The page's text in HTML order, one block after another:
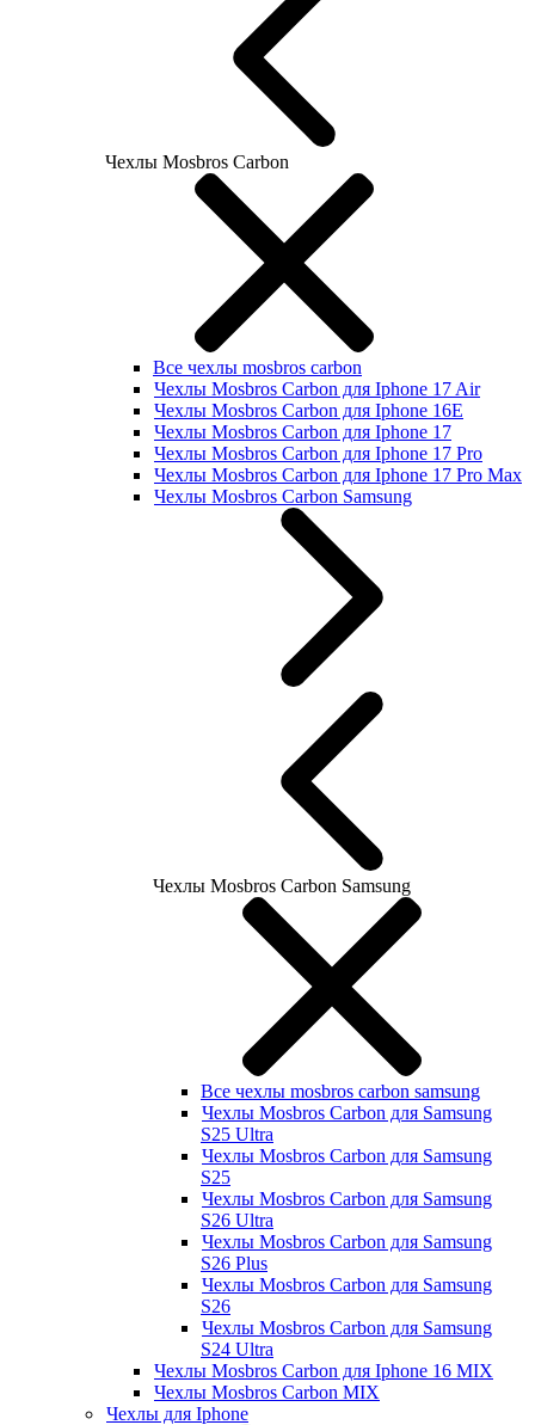
Чехлы Mosbros Carbon
Все чехлы mosbros carbon
Чехлы Mosbros Carbon для Iphone 17 Air
Чехлы Mosbros Carbon для Iphone 16E
Чехлы Mosbros Carbon для Iphone 17
Чехлы Mosbros Carbon для Iphone 17 Pro
Чехлы Mosbros Carbon для Iphone 17 Pro Max
Чехлы Mosbros Carbon Samsung
Чехлы Mosbros Carbon Samsung
Все чехлы mosbros carbon samsung
Чехлы Mosbros Carbon для Samsung
S25 Ultra
Чехлы Mosbros Carbon для Samsung
S25
Чехлы Mosbros Carbon для Samsung
S26 Ultra
Чехлы Mosbros Carbon для Samsung
S26 Plus
Чехлы Mosbros Carbon для Samsung
S26
Чехлы Mosbros Carbon для Samsung
S24 Ultra
Чехлы Mosbros Carbon для Iphone 16 MIX
Чехлы Mosbros Carbon MIX
Чехлы для Iphone